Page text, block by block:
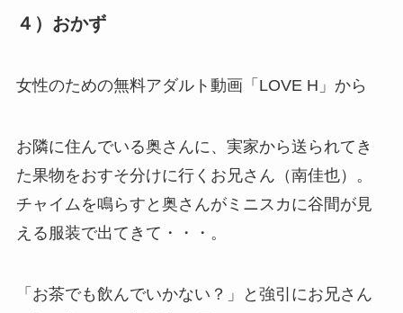
４）おかず
女性のための無料アダルト動画「LOVE H」から
お隣に住んでいる奥さんに、実家から送られてき
た果物をおすそ分けに行くお兄さん（南佳也）。
チャイムを鳴らすと奥さんがミニスカに谷間が見
える服装で出てきて・・・。
「お茶でも飲んでいかない？」と強引にお兄さん